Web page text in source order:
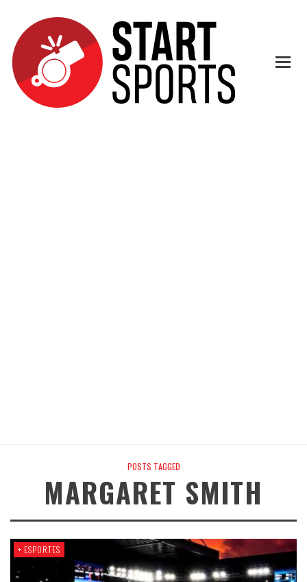
POSTS TAGGED
MARGARET SMITH
+ ESPORTES